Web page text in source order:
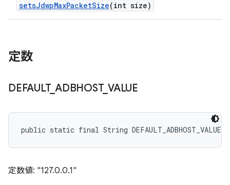
setsJdwpMaxPacketSize(int size)
定数
DEFAULT_ ADBHOST_ VALUE
public static final String DEFAULT_ADBHOST_VALUE
定数値: "127.0.0.1"